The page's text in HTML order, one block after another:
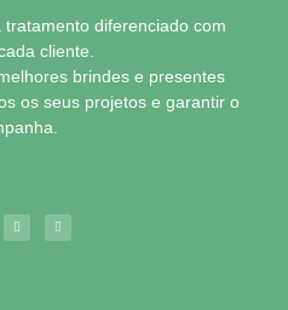
diferenciado com
cliente.
brindes e presentes
os seus projetos e garantir o